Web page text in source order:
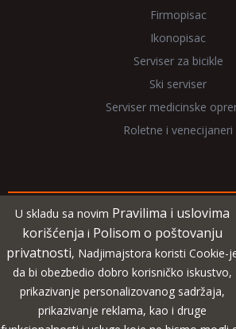
Firmopisac
Ikonopisac
Serviser za bicikle
Ski serviser
Serviser medicinske
Roletne i venecijaneri
Copyright 2026
Informacije i grafički elementi su
NadjiMajstora
Projekat digitalne agencije
U skladu sa novim Pravilima i uslovima
korišćenja i Polisom o poštovanju
privatnosti, Nadjimajstora koristi Cookie-
da bi obezbedio dobro korisničko iskustvo,
prikazivanje personalizovanog sadržaja,
prikazivanje reklama, kao i druge